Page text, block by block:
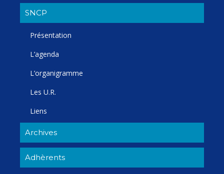
SNCP
Présentation
L’agenda
L’organigramme
Les U.R.
Liens
Archives
Adhèrents